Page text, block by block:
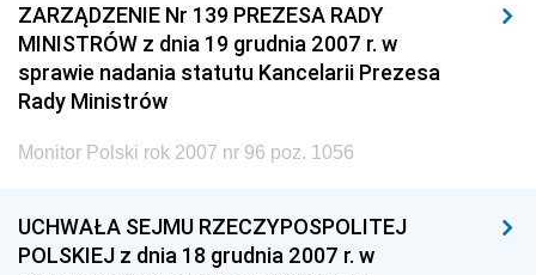
ZARZĄDZENIE Nr 139 PREZESA RADY
MINISTRÓW z dnia 19 grudnia 2007 r. w
sprawie nadania statutu Kancelarii Prezesa
Rady Ministrów
Monitor Polski rok 2007 nr 96 poz. 1056
UCHWAŁA SEJMU RZECZYPOSPOLITEJ
POLSKIEJ z dnia 18 grudnia 2007 r. w